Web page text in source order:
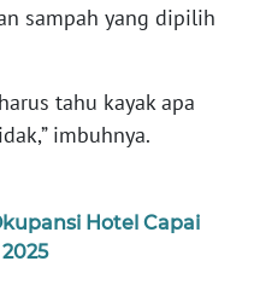
sampah yang dipilih
tahu kayak apa
imbuhnya.
Hotel Capai